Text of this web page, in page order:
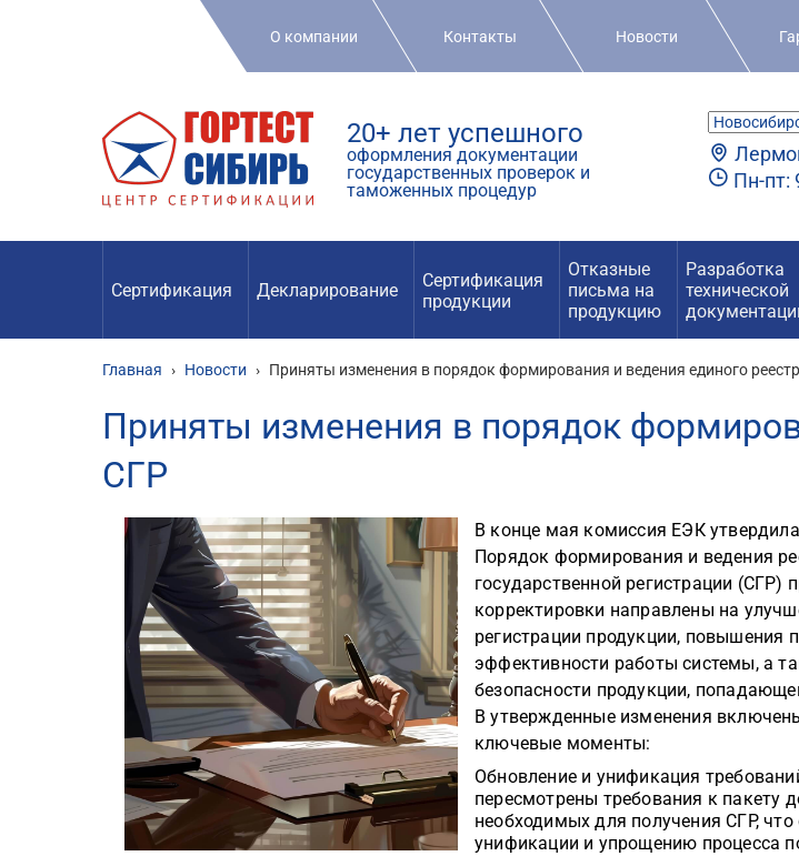
О компании Контакты Новости
20+ лет успешного
оформления документации
государственных проверок и
таможенных процедур
Пн-пт:
Сертификация Декларирование
Сертификация
продукции
Отказные
письма на
продукцию
Разработка
технической
Главная › Новости › Приняты изменения в порядок формирования и ведения единого
Приняты изменения в порядок
СГР
В конце мая комиссия ЕЭК
Порядок формирования и ведения
государственной регистрации (СГР)
корректировки направлены на
регистрации продукции, повышения
эффективности работы системы, а
безопасности продукции,
В утвержденные изменения
ключевые моменты:
Обновление и унификация
пересмотрены требования к пакету
необходимых для получения СГР, что
унификации и упрощению процесса